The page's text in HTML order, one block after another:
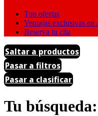
Top ofertas
Ventajas exclusivas en
Reserva tu cita
Saltar a productos
Pasar a filtros
Pasar a clasificar
Tu